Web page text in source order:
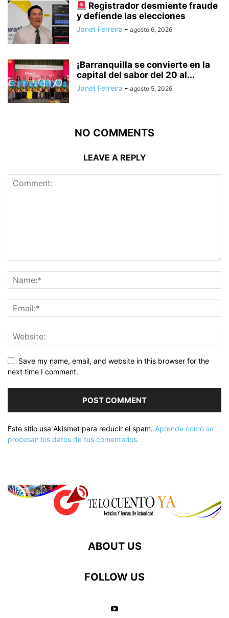
Registrador desmiente fraude
y defiende las elecciones
Janet Ferreira - agosto 6, 2026
¡Barranquilla se convierte en la
capital del sabor del 20 al...
Janet Ferreira - agosto 5, 2026
NO COMMENTS
LEAVE A REPLY
Save my name, email, and website in this browser for the
next time I comment.
Este sitio usa Akismet para reducir el spam. Aprende cómo se
procesan los datos de tus comentarios.
ABOUT US
FOLLOW US